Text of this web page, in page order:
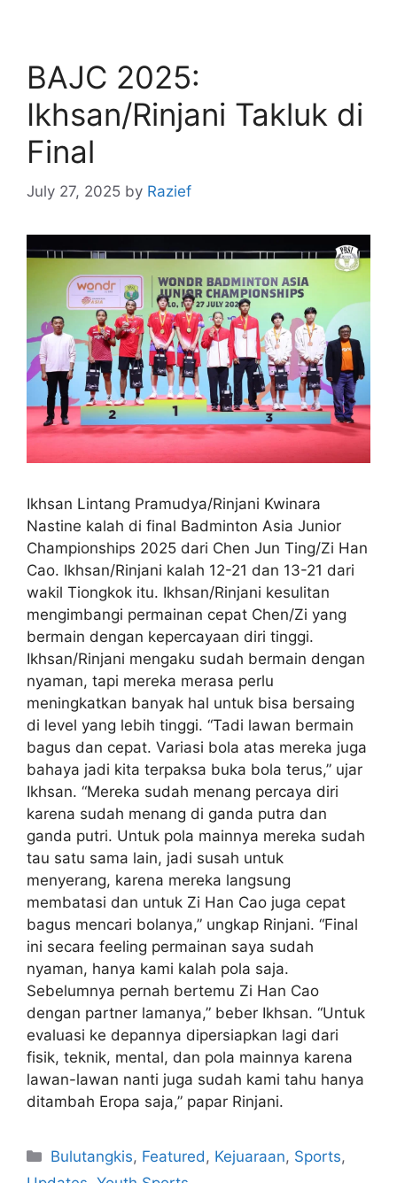
BAJC 2025:
Ikhsan/Rinjani Takluk di
Final
July 27, 2025 by Razief
Ikhsan Lintang Pramudya/Rinjani Kwinara
Nastine kalah di final Badminton Asia Junior
Championships 2025 dari Chen Jun Ting/Zi Han
Cao. Ikhsan/Rinjani kalah 12-21 dan 13-21 dari
wakil Tiongkok itu. Ikhsan/Rinjani kesulitan
mengimbangi permainan cepat Chen/Zi yang
bermain dengan kepercayaan diri tinggi.
Ikhsan/Rinjani mengaku sudah bermain dengan
nyaman, tapi mereka merasa perlu
meningkatkan banyak hal untuk bisa bersaing
di level yang lebih tinggi. “Tadi lawan bermain
bagus dan cepat. Variasi bola atas mereka juga
bahaya jadi kita terpaksa buka bola terus,” ujar
Ikhsan. “Mereka sudah menang percaya diri
karena sudah menang di ganda putra dan
ganda putri. Untuk pola mainnya mereka sudah
tau satu sama lain, jadi susah untuk
menyerang, karena mereka langsung
membatasi dan untuk Zi Han Cao juga cepat
bagus mencari bolanya,” ungkap Rinjani. “Final
ini secara feeling permainan saya sudah
nyaman, hanya kami kalah pola saja.
Sebelumnya pernah bertemu Zi Han Cao
dengan partner lamanya,” beber Ikhsan. “Untuk
evaluasi ke depannya dipersiapkan lagi dari
fisik, teknik, mental, dan pola mainnya karena
lawan-lawan nanti juga sudah kami tahu hanya
ditambah Eropa saja,” papar Rinjani.
Bulutangkis, Featured, Kejuaraan, Sports,